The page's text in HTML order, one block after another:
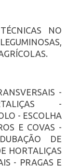
NO
-
-
- ESCOLHA
E COVAS -
DE
HORTALIÇAS
- PRAGAS E